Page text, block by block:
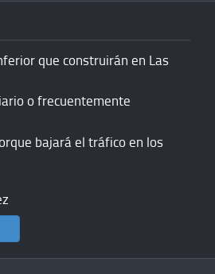
que construirán en Las
o frecuentemente
bajará el tráfico en los